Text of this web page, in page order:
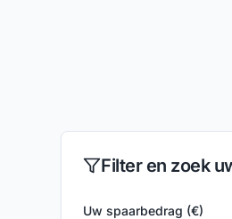
Filter en zoek
Uw spaarbedrag (€)